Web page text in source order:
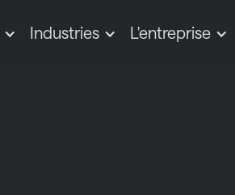
Industries L'entreprise